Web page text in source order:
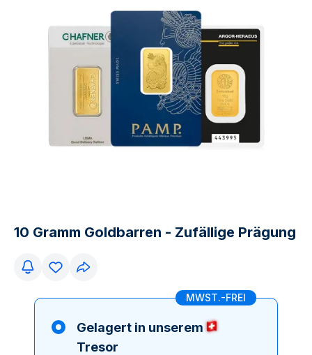
10 Gramm Goldbarren - Zufällige Prägung
MWST.-FREI
Gelagert in unserem
Tresor